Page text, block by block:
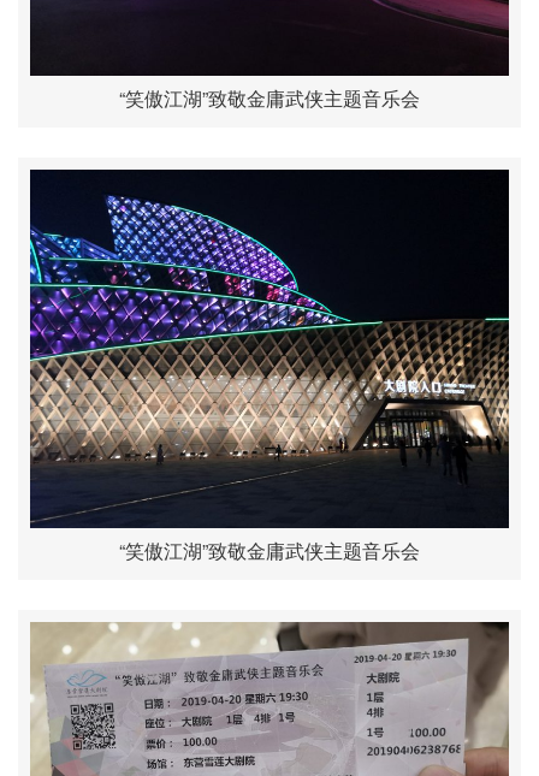
“笑傲江湖”致敬金庸武侠主题音乐会
“笑傲江湖”致敬金庸武侠主题音乐会